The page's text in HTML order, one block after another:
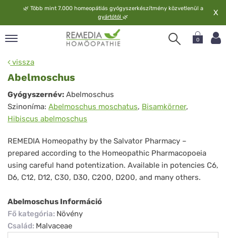
🌿 Több mint 7.000 homeopátiás gyógyszerkészítmény közvetlenül a
gyártótól 🌿 X
0
vissza
Abelmoschus
Abelmoschus
Gyógyszernév: Abelmoschus
Szinoníma: Abelmoschus moschatus, Bisamkörner,
Hibiscus abelmoschus
REMEDIA Homeopathy by the Salvator Pharmacy –
prepared according to the Homeopathic Pharmacopoeia
using careful hand potentization. Available in potencies C6,
D6, C12, D12, C30, D30, C200, D200, and many others.
Abelmoschus Információ
Fő kategória: Növény
Család: Malvaceae